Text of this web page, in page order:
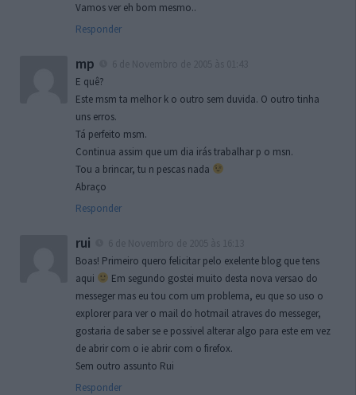
Vamos ver eh bom mesmo..
Responder
mp
E quê?
Este msm ta melhor k o outro sem duvida. O outro tinha
uns erros.
Tá perfeito msm.
Continua assim que um dia irás trabalhar p o msn.
Tou a brincar, tu n pescas nada
Abraço
Responder
rui
Boas! Primeiro quero felicitar pelo exelente blog que tens
aqui
Em segundo gostei muito desta nova versao do
messeger mas eu tou com um problema, eu que so uso o
explorer para ver o mail do hotmail atraves do messeger,
gostaria de saber se e possivel alterar algo para este em vez
de abrir com o ie abrir com o firefox.
Sem outro assunto Rui
Responder